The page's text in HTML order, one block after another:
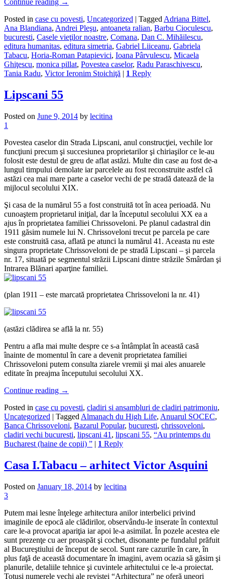
Continue reading →
Posted in case cu povesti, Uncategorized | Tagged Adriana Bittel,
Ana Blandiana, Andrei Pleşu, antoaneta ralian, Barbu Cioculescu,
bucuresti, Casele vieţilor noastre, Comana, Dan C. Mihăilescu,
editura humanitas, editura simetria, Gabriel Liiceanu, Gabriela
Tabacu, Horia-Roman Patapievici, Ioana Pârvulescu, Micaela
Ghiţescu, monica pillat, Povestea caselor, Radu Paraschivescu,
Tania Radu, Victor Ieronim Stoichiţă | 1 Reply
Lipscani 55
Posted on June 9, 2014 by lecitina
1
Povestea caselor din Strada Lipscani, anul construcţiei, vechile lor
funcţiuni precum şi succesiunea proprietarilor şi chiriaşilor ce le-au
folosit este destul de greu de aflat astăzi. Multe din case au fost de-a
lungul timpului demolate iar parcelele au fost reconstruite astfel că
astăzi cea mai mare parte a caselor vechi de pe stradă datează de la
mijlocul secolului XIX.
Şi casa de la numărul 55 a fost construită tot în acea perioadă. Nu
cunoaştem proprietarul iniţial, dar la începutul secolului XX ea a
ajus în proprietatea familiei Chrissoveloni. Pe planul cadastral din
1911 găsim numele lui N. Chrissoveloni trecut pe parcela pe care
este construită casa, aflată pe atunci la numărul 41. Aceasta nu este
singura proprietate Chrissoveloni de pe stradă Lipscani – şi parcela
nr. 17, situată pe segmentul străzii Lipscani dintre străzile Smârdan şi
Intrarea Blănari aparţine familiei.
(plan 1911 – este marcată proprietatea Chrissoveloni la nr. 41)
(astăzi clădirea se află la nr. 55)
Pentru a afla mai multe despre ce s-a întâmplat în această casă
înainte de momentul în care a devenit proprietatea familiei
Chrissoveloni putem consulta ziarele vremii şi mai ales anuarele
editate în preajma începutului secolului XX.
Continue reading →
Posted in case cu povesti, cladiri si ansambluri de cladiri patrimoniu,
Uncategorized | Tagged Almanach du High Life, Anuarul SOCEC,
Banca Chrissoveloni, Bazarul Popular, bucuresti, chrissoveloni,
cladiri vechi bucuresti, lipscani 41 , lipscani 55, “Au printemps du
Bucharest (haine de copii) ” | 1 Reply
Casa I.Tabacu – arhitect Victor Asquini
Posted on January 18, 2014 by lecitina
3
Putem mai lesne înţelege arhitectura anilor interbelici privind
imaginile de epocă ale clădirilor, observându-le inserate în contextul
care le-a provocat apariţia iar apoi le-a asimilat. În pozele acestea ele
sunt prezenţe cu aer proaspăt şi cochet, disonante pe fundalul prăfuit
al Bucureştiului de început de secol. Sunt rare cazurile în care, în
plus faţă de această documentare în imagini, avem ocazia să găsim şi
planurile, detaliile tehnice şi cuvintele arhitectului ce le-a proiectat.
Totuşi numerele vechi ale revistei “Arhitectura” ne oferă uneori